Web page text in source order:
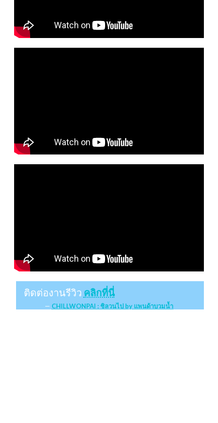
ติดต่องานรีวิว คลิกที่นี่
CHILLWONPAI : ชิลวนไป by แพนด้าบวมน้ำ